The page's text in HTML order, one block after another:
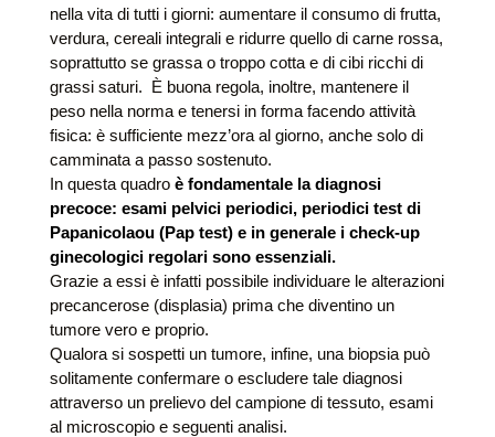
nella vita di tutti i giorni: aumentare il consumo di frutta,
verdura, cereali integrali e ridurre quello di carne rossa,
soprattutto se grassa o troppo cotta e di cibi ricchi di
grassi saturi. È buona regola, inoltre, mantenere il
peso nella norma e tenersi in forma facendo attività
fisica: è sufficiente mezz’ora al giorno, anche solo di
camminata a passo sostenuto.
In questa quadro è fondamentale la diagnosi
precoce: esami pelvici periodici, periodici test di
Papanicolaou (Pap test) e in generale i check-up
ginecologici regolari sono essenziali.
Grazie a essi è infatti possibile individuare le alterazioni
precancerose (displasia) prima che diventino un
tumore vero e proprio.
Qualora si sospetti un tumore, infine, una biopsia può
solitamente confermare o escludere tale diagnosi
attraverso un prelievo del campione di tessuto, esami
al microscopio e seguenti analisi.